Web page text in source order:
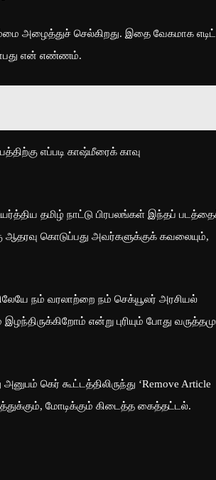
அழைத்துச் செல்கிறது. இதை வேகமாக எடிட்
என் எண்ணம்.
எப்படி காஷ்மீரைக் காவு
தமிழ் நாட்டு பிரபலங்கள் இந்தப்
கொடுப்பது அவர்களுக்குக் கவலையும்,
நம் வரலாற்றை நம் செக்யூலர் அரசியல்
என்று புரியும் போது
கெர் கூட்டத்திலிருந்து ‘Remove Article
மோடிக்கும் கிடைத்த கைத்தட்டல்.